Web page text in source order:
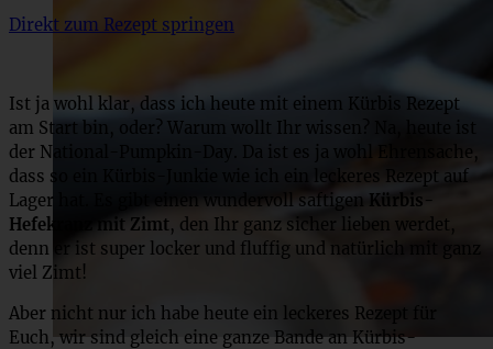
Direkt zum Rezept springen
Ist ja wohl klar, dass ich heute mit einem Kürbis Rezept
am Start bin, oder? Warum wollt Ihr wissen? Na, heute ist
der National-Pumpkin-Day. Da ist es ja wohl Ehrensache,
dass so ein Kürbis-Junkie wie ich ein leckeres Rezept auf
Lager hat. Es gibt einen wundervoll saftigen Kürbis-
Hefekranz mit Zimt, den Ihr ganz sicher lieben werdet,
denn er ist super locker und fluffig und natürlich mit ganz
viel Zimt!
Aber nicht nur ich habe heute ein leckeres Rezept für
Euch, wir sind gleich eine ganze Bande an Kürbis-